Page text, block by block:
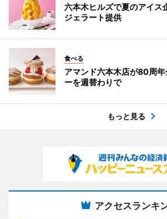
六本木ヒルズで夏のアイ
ジェラート提供
食べる
アマンド六本木店が80周
ーを週替わりで
もっと見る
アクセスランキ